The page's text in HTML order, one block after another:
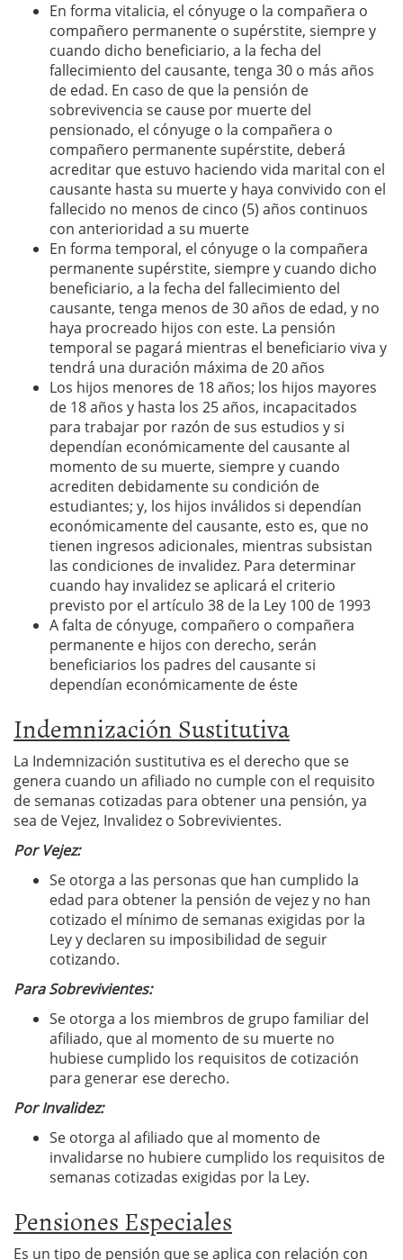
En forma vitalicia, el cónyuge o la compañera o
compañero permanente o supérstite, siempre y
cuando dicho beneficiario, a la fecha del
fallecimiento del causante, tenga 30 o más años
de edad. En caso de que la pensión de
sobrevivencia se cause por muerte del
pensionado, el cónyuge o la compañera o
compañero permanente supérstite, deberá
acreditar que estuvo haciendo vida marital con el
causante hasta su muerte y haya convivido con el
fallecido no menos de cinco (5) años continuos
con anterioridad a su muerte
En forma temporal, el cónyuge o la compañera
permanente supérstite, siempre y cuando dicho
beneficiario, a la fecha del fallecimiento del
causante, tenga menos de 30 años de edad, y no
haya procreado hijos con este. La pensión
temporal se pagará mientras el beneficiario viva y
tendrá una duración máxima de 20 años
Los hijos menores de 18 años; los hijos mayores
de 18 años y hasta los 25 años, incapacitados
para trabajar por razón de sus estudios y si
dependían económicamente del causante al
momento de su muerte, siempre y cuando
acrediten debidamente su condición de
estudiantes; y, los hijos inválidos si dependían
económicamente del causante, esto es, que no
tienen ingresos adicionales, mientras subsistan
las condiciones de invalidez. Para determinar
cuando hay invalidez se aplicará el criterio
previsto por el artículo 38 de la Ley 100 de 1993
A falta de cónyuge, compañero o compañera
permanente e hijos con derecho, serán
beneficiarios los padres del causante si
dependían económicamente de éste
Indemnización Sustitutiva
La Indemnización sustitutiva es el derecho que se
genera cuando un afiliado no cumple con el requisito
de semanas cotizadas para obtener una pensión, ya
sea de Vejez, Invalidez o Sobrevivientes.
Por Vejez:
Se otorga a las personas que han cumplido la
edad para obtener la pensión de vejez y no han
cotizado el mínimo de semanas exigidas por la
Ley y declaren su imposibilidad de seguir
cotizando.
Para Sobrevivientes:
Se otorga a los miembros de grupo familiar del
afiliado, que al momento de su muerte no
hubiese cumplido los requisitos de cotización
para generar ese derecho.
Por Invalidez:
Se otorga al afiliado que al momento de
invalidarse no hubiere cumplido los requisitos de
semanas cotizadas exigidas por la Ley.
Pensiones Especiales
Es un tipo de pensión que se aplica con relación con